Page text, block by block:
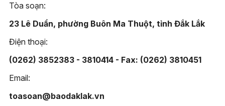
Tòa soạn:
23 Lê Duẩn, phường Buôn Ma Thuột, tỉnh Đắk Lắk
Điện thoại:
(0262) 3852383 - 3810414 - Fax: (0262) 3810451
Email:
toasoan@baodaklak.vn